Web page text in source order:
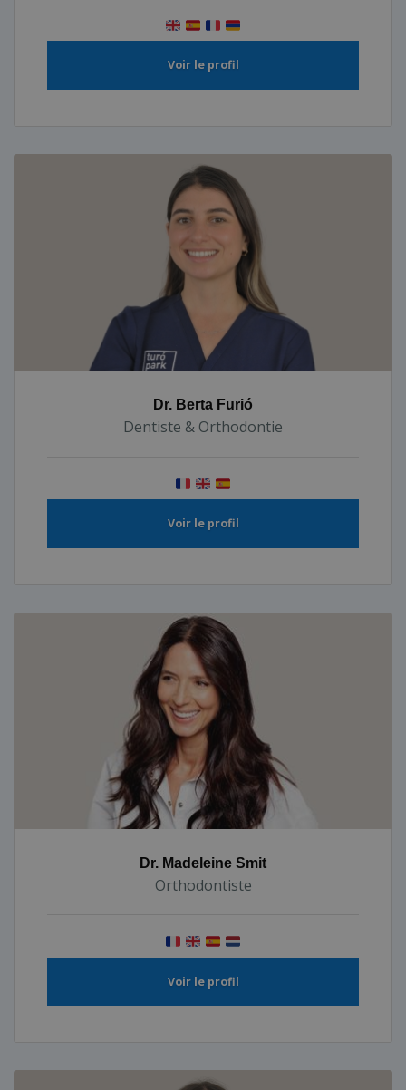
Voir le profil
Dr. Berta Furió
Dentiste & Orthodontie
Voir le profil
Dr. Madeleine Smit
Orthodontiste
Voir le profil